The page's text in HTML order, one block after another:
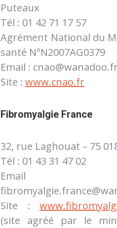
Puteaux
Tél : 01 42 71 17 57
Agrément National du
santé N°N2007AG0379
Email : cnao@wanadoo.fr
Site :www.cnao.fr
Fibromyalgie France
32, rue Laghouat – 75
Tél : 01 43 31 47 02
Site :
(site agréé par le